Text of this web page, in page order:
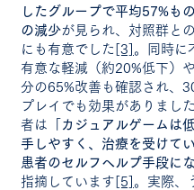
したグループで平均57%も
の減少が見られ、対照群と
にも有意でした [3] 。同時に
有意な軽減（約20%低下）
分の65%改善も確認され、
プレイでも効果がありました
者は「
カジュアルゲームは
手しやすく、治療を受けて
患者のセルフヘルプ手段に
指摘しています [5] 。実際、